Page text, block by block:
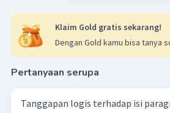
Klaim Gold gratis sekarang!
Dengan Gold kamu bisa tanya
Pertanyaan serupa
Tanggapan logis terhadap isi